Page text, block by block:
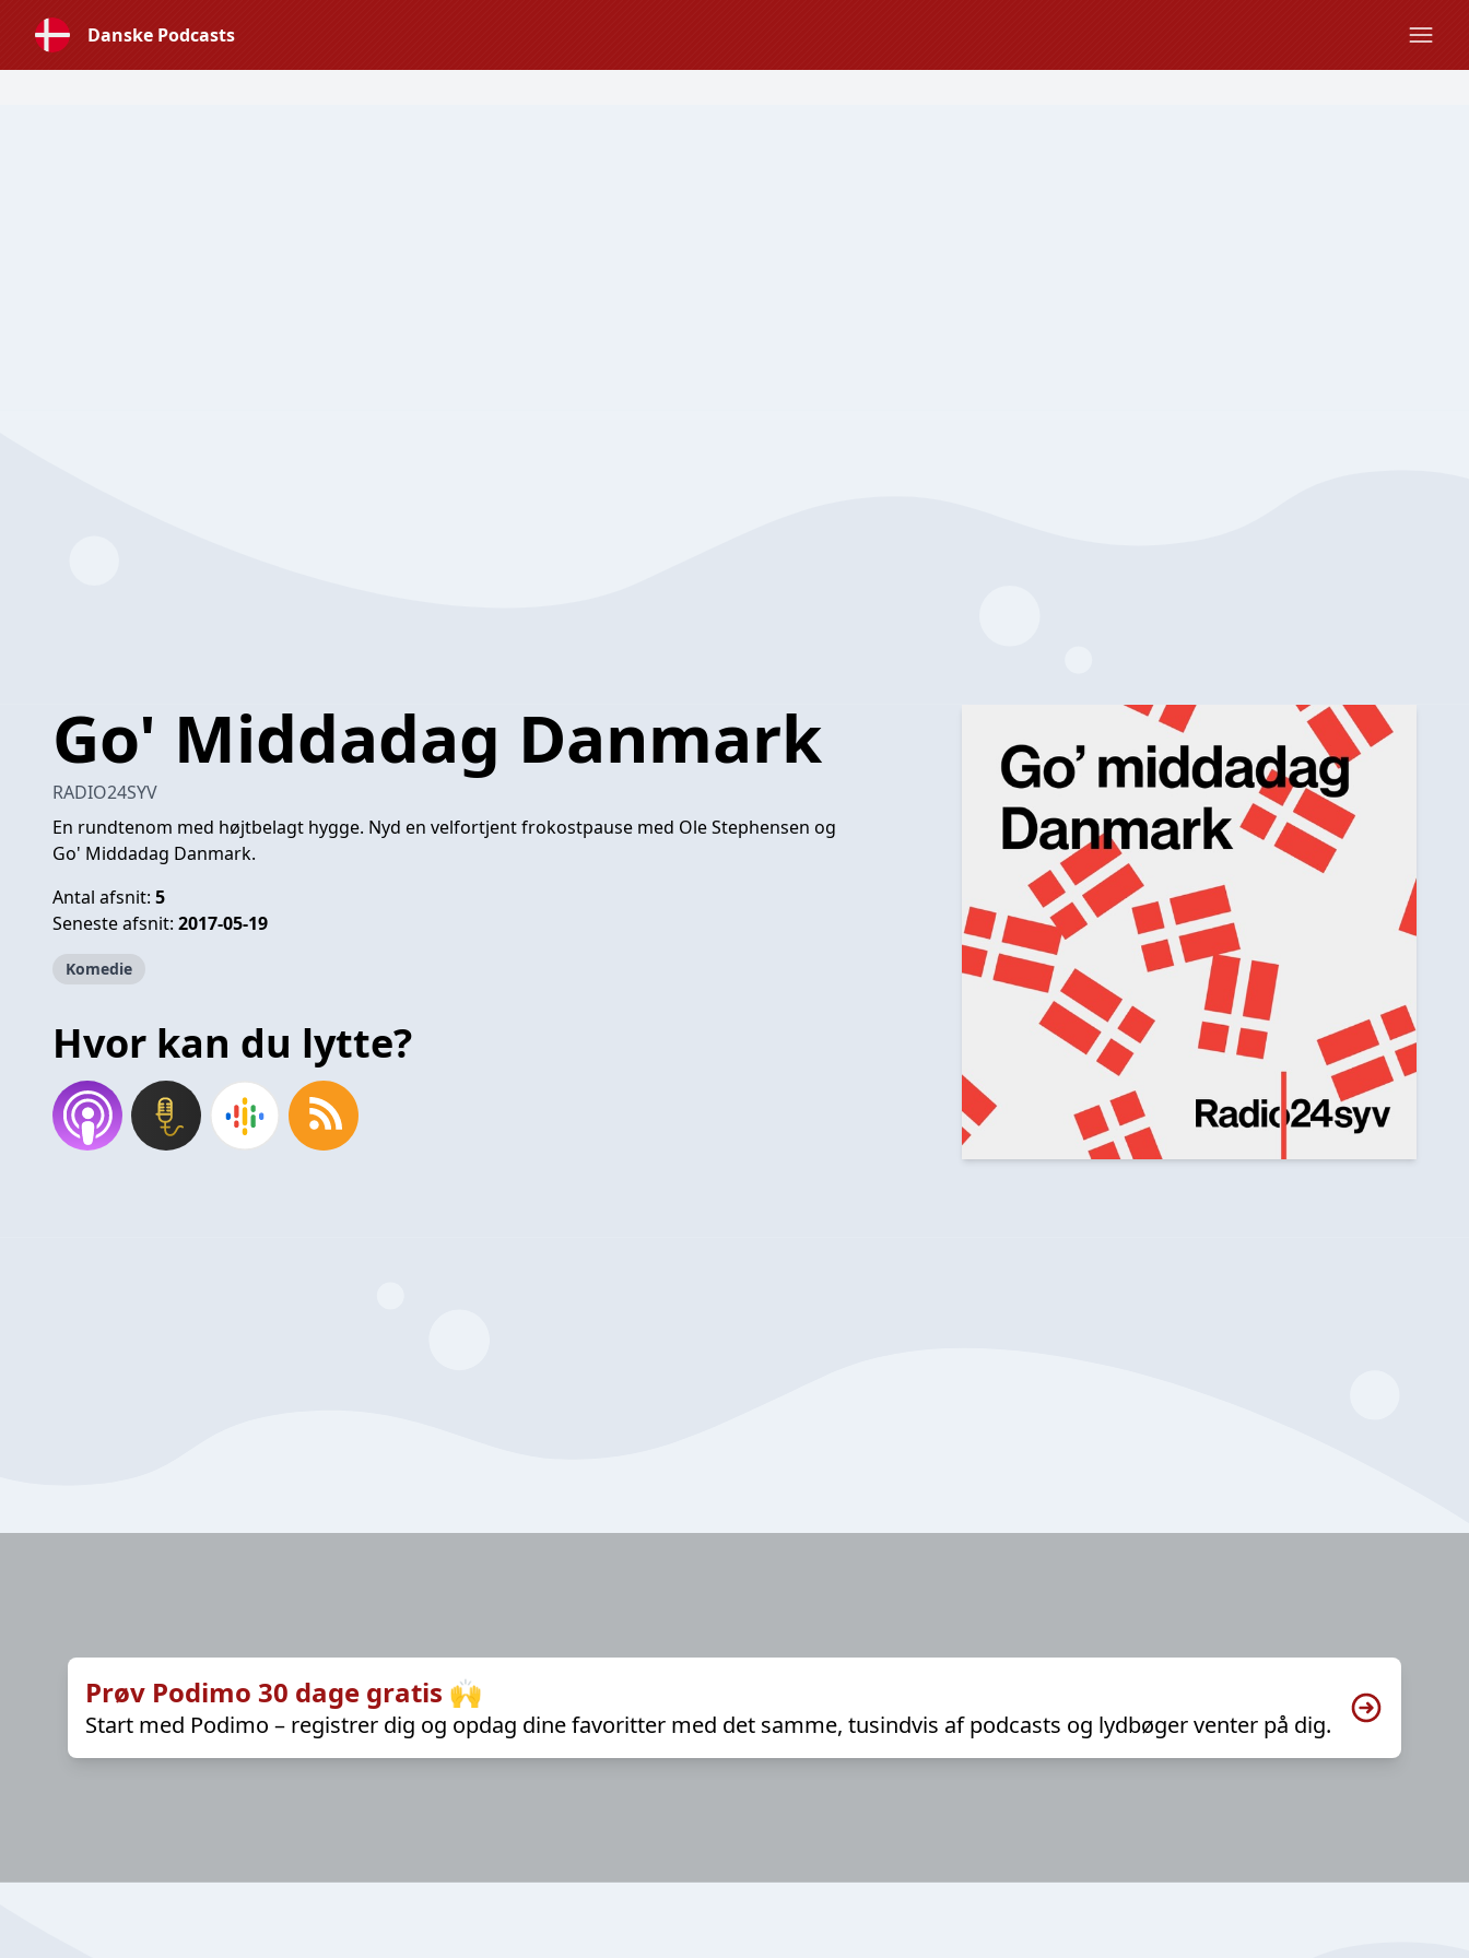
Danske Podcasts
Go' Middadag Danmark
RADIO24SYV
En rundtenom med højtbelagt hygge. Nyd en velfortjent frokostpause med Ole Stephensen og
Go' Middadag Danmark.
Antal afsnit: 5
Seneste afsnit: 2017-05-19
Komedie
Hvor kan du lytte?
Prøv Podimo 30 dage gratis 🙌
Start med Podimo – registrer dig og opdag dine favoritter med det samme, tusindvis af podcasts og lydbøger venter på dig.